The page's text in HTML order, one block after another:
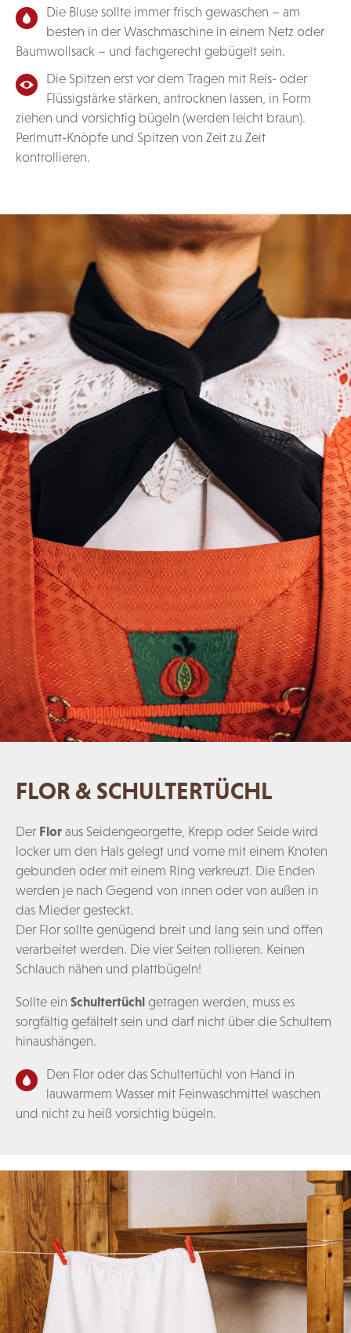
Die Bluse sollte immer frisch gewaschen – am
besten in der Waschmaschine in einem Netz oder
Baumwollsack – und fachgerecht gebügelt sein.
Die Spitzen erst vor dem Tragen mit Reis- oder
Flüssigstärke stärken, antrocknen lassen, in Form
ziehen und vorsichtig bügeln (werden leicht braun).
Perlmutt-Knöpfe und Spitzen von Zeit zu Zeit
kontrollieren.
FLOR & SCHULTERTÜCHL
Der Flor aus Seidengeorgette, Krepp oder Seide wird
locker um den Hals gelegt und vorne mit einem Knoten
gebunden oder mit einem Ring verkreuzt. Die Enden
werden je nach Gegend von innen oder von außen in
das Mieder gesteckt.
Der Flor sollte genügend breit und lang sein und offen
verarbeitet werden. Die vier Seiten rollieren. Keinen
Schlauch nähen und plattbügeln!
Sollte ein Schultertüchl getragen werden, muss es
sorgfältig gefältelt sein und darf nicht über die Schultern
hinaushängen.
Den Flor oder das Schultertüchl von Hand in
lauwarmem Wasser mit Feinwaschmittel waschen
und nicht zu heiß vorsichtig bügeln.